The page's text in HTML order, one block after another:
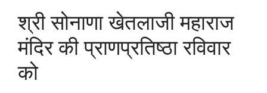
श्री सोनाणा खेतलाजी महाराज
मंदिर की प्राणप्रतिष्ठा रविवार
को